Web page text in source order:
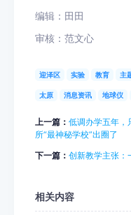
编辑：田田
审核：范文心
迎泽区 实验 教育 主
太原 消息资讯 地球仪
上一篇： 低调办学五年，
所“最神秘学校”出圈了
下一篇： 创新教学主张：
相关内容